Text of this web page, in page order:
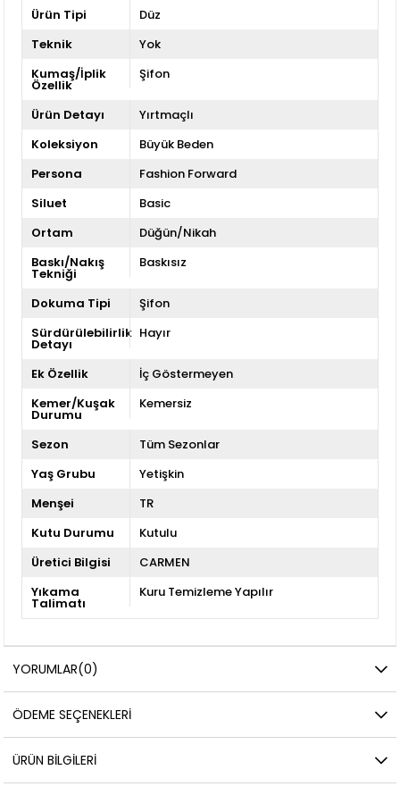
Ürün Tipi
Düz
Teknik
Yok
Kumaş/İplik
Özellik
Şifon
Ürün Detayı
Yırtmaçlı
Koleksiyon
Büyük Beden
Persona
Fashion Forward
Siluet
Basic
Ortam
Düğün/Nikah
Baskı/Nakış
Tekniği
Baskısız
Dokuma Tipi
Şifon
Sürdürülebilirlik
Detayı
Hayır
Ek Özellik
İç Göstermeyen
Kemer/Kuşak
Durumu
Kemersiz
Sezon
Tüm Sezonlar
Yaş Grubu
Yetişkin
Menşei
TR
Kutu Durumu
Kutulu
Üretici Bilgisi
CARMEN
Yıkama
Talimatı
Kuru Temizleme Yapılır
YORUMLAR(0)
ÖDEME SEÇENEKLERI
ÜRÜN BILGILERI